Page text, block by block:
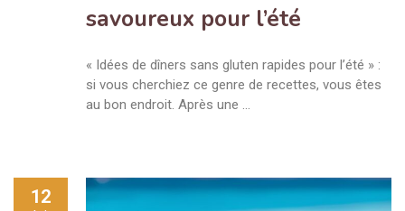
savoureux pour l’été
« Idées de dîners sans gluten rapides pour l’été » :
si vous cherchiez ce genre de recettes, vous êtes
au bon endroit. Après une …
12